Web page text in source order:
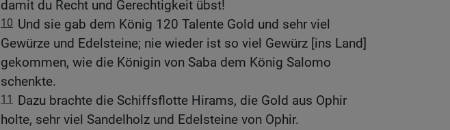
damit du Recht und Gerechtigkeit übst!
10 Und sie gab dem König 120 Talente Gold und sehr viel
Gewürze und Edelsteine; nie wieder ist so viel Gewürz [ins Land]
gekommen, wie die Königin von Saba dem König Salomo
schenkte.
11
Dazu brachte die Schiffsflotte Hirams, die Gold aus Ophir
holte, sehr viel Sandelholz und Edelsteine von Ophir.